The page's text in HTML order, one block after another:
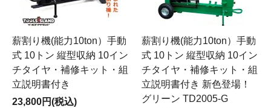
薪割り機(能力10ton）手動
式 10トン 縦型収納 10イン
チタイヤ・補修キット・組
立説明書付き
23,800円(税込)
薪割り機(能力10ton）手動
式 10トン 縦型収納 10イン
チタイヤ・補修キット・組
立説明書付き 新色登場！
グリーン TD2005-G